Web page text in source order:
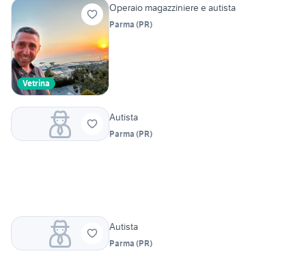
Vetrina
Operaio magazziniere e autista
Parma (PR)
Autista
Parma (PR)
Autista
Parma (PR)